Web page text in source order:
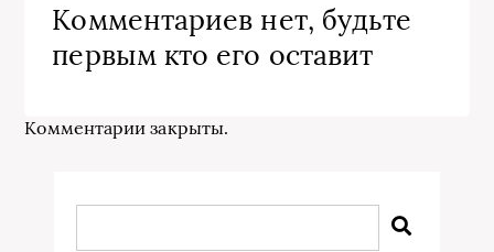
Комментариев нет, будьте
первым кто его оставит
Комментарии закрыты.